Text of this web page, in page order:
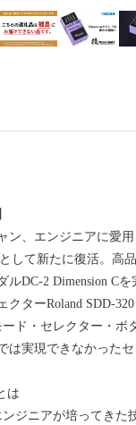
ン、エンジニアに愛
して新たに復活。高
ルDC-2 Dimension C
クターRoland SDD-
ド・セレクター・
は実現できなかった
は
ンジニアが培ってき